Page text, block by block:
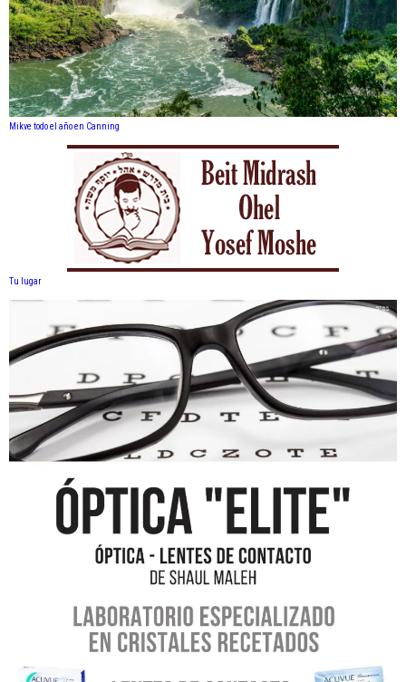
Mikve todo el año en Canning
Tu lugar